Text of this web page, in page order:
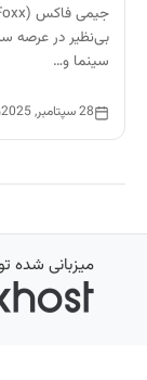
بی‌نظیر در عرصه
سینما و…
28 سپتامبر, 2025
میزبانی شده